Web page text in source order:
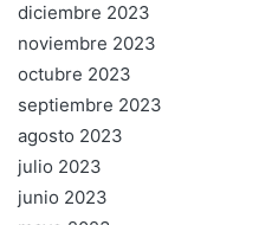
diciembre 2023
noviembre 2023
octubre 2023
septiembre 2023
agosto 2023
julio 2023
junio 2023